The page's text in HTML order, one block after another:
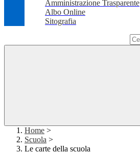
Amministrazione Trasparente
Albo Online
Sitografia
Home >
Scuola >
Le carte della scuola